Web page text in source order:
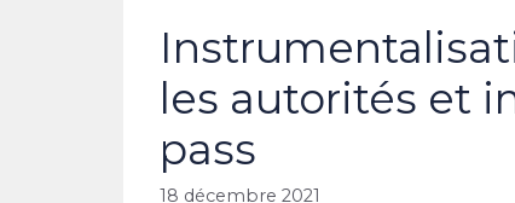
les autorités et
pass
18 décembre 2021